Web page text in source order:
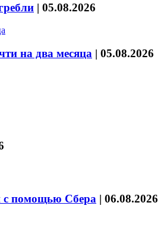
| 05.08.2026
на два месяца | 05.08.2026
с помощью Сбера | 06.08.2026